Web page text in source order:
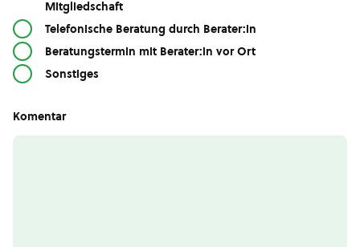
Mitgliedschaft
Telefonische Beratung durch Berater:in
Beratungstermin mit Berater:in vor Ort
Sonstiges
Komentar